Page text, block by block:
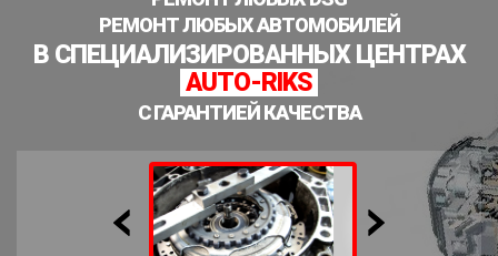
РЕМОНТ ЛЮБЫХ АВТОМОБИЛЕЙ
В СПЕЦИАЛИЗИРОВАННЫХ ЦЕНТРАХ
AUTO-RIKS
С ГАРАНТИЕЙ КАЧЕСТВА